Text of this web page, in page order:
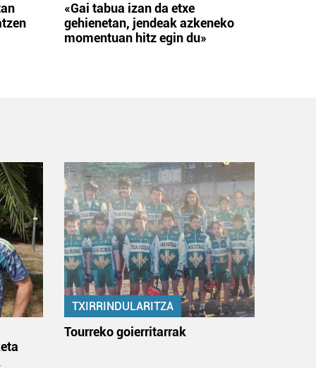
«Gai tabua izan da etxe
gehienetan, jendeak azkeneko
momentuan hitz egin du»
TXIRRINDULARITZA
Tourreko goierritarrak